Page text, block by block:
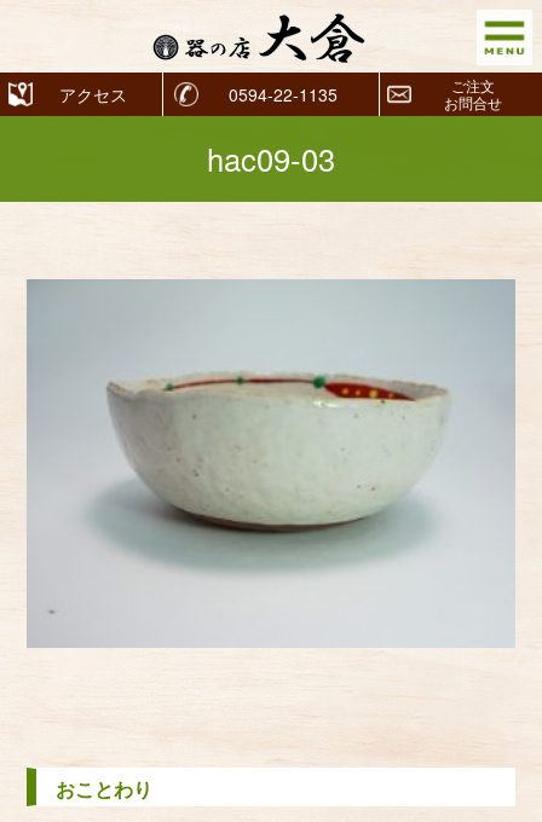
アクセス 0594-22-1135
ご注文
お問合せ
hac09-03
おことわり